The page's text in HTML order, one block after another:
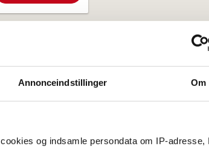
Annonceindstillinger Om
og indsamle persondata om IP-adresse,
kat er
bestiller
for din